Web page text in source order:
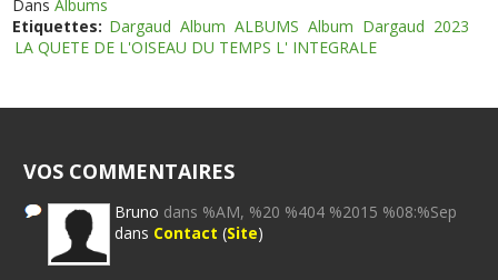
DansAlbums
Etiquettes: Dargaud Album ALBUMS Album Dargaud 2023
LA QUETE DE L'OISEAU DU TEMPS L' INTEGRALE
VOS COMMENTAIRES
Bruno dans %AM, %20 %404 %2015 %08:%Sep
dans Contact (Site)